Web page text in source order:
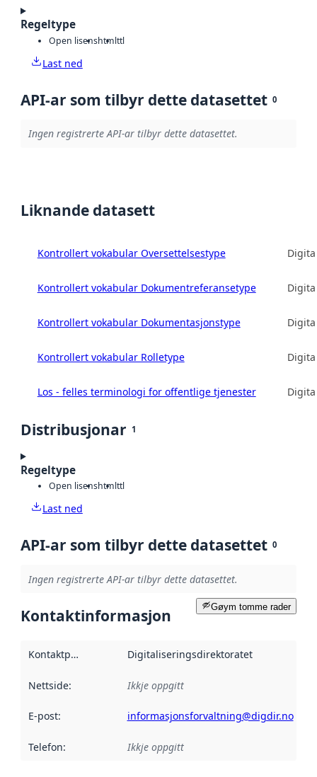
Regeltype
Open lisenshtmlttl
Last ned
API-ar som tilbyr dette datasettet 0
Ingen registrerte API-ar tilbyr dette datasettet.
Liknande datasett
Kontrollert vokabular Oversettelsestype
Kontrollert vokabular Dokumentreferansetype
Kontrollert vokabular Dokumentasjonstype
Kontrollert vokabular Rolletype
Los - felles terminologi for offentlige tjenester
Distribusjonar 1
Regeltype
Open lisenshtmlttl
Last ned
API-ar som tilbyr dette datasettet 0
Ingen registrerte API-ar tilbyr dette datasettet.
Gøym tomme rader
Kontaktinformasjon
Kontaktpunkt Digitaliseringsdirektoratet
Nettside: Ikkje oppgitt
E-post: informasjonsforvaltning@digdir.no
Telefon: Ikkje oppgitt